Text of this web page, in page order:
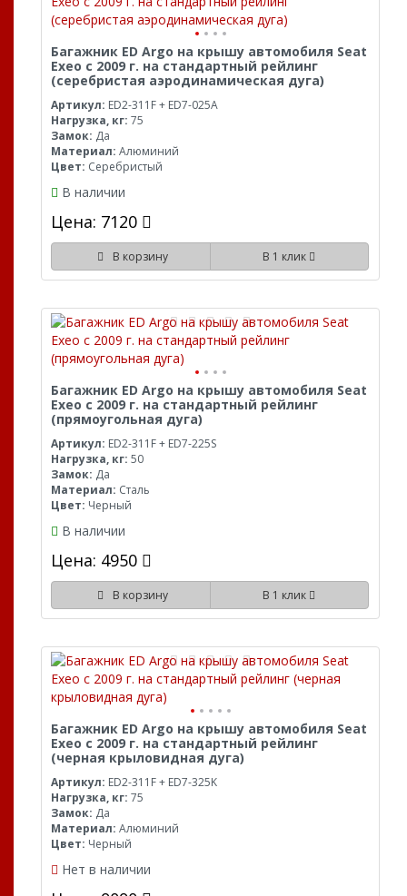
Багажник ED Argo на крышу автомобиля Seat
Exeo с 2009 г. на стандартный рейлинг
(серебристая аэродинамическая дуга)
Артикул: ED2-311F + ED7-025A
Нагрузка, кг: 75
Замок: Да
Материал: Алюминий
Цвет: Серебристый
В наличии
Цена: 7120
В корзину В 1 клик
Багажник ED Argo на крышу автомобиля Seat
Exeo с 2009 г. на стандартный рейлинг
(прямоугольная дуга)
Артикул: ED2-311F + ED7-225S
Нагрузка, кг: 50
Замок: Да
Материал: Сталь
Цвет: Черный
В наличии
Цена: 4950
В корзину В 1 клик
Багажник ED Argo на крышу автомобиля Seat
Exeo с 2009 г. на стандартный рейлинг
(черная крыловидная дуга)
Артикул: ED2-311F + ED7-325K
Нагрузка, кг: 75
Замок: Да
Материал: Алюминий
Цвет: Черный
Нет в наличии